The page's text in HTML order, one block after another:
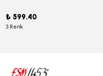
₺ 599.40
3 Renk